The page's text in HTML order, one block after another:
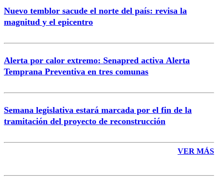
Nuevo temblor sacude el norte del país: revisa la
magnitud y el epicentro
Alerta por calor extremo: Senapred activa Alerta
Temprana Preventiva en tres comunas
Semana legislativa estará marcada por el fin de la
tramitación del proyecto de reconstrucción
VER MÁS